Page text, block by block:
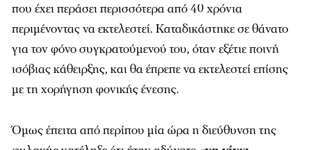
που έχει περάσει περισσότερα από 40 χρόνια
περιμένοντας να εκτελεστεί. Καταδικάστηκε σε θάνατο
για τον φόνο συγκρατούμενού του, όταν εξέτιε ποινή
ισόβιας κάθειρξης, και θα έπρεπε να εκτελεστεί επίσης
με τη χορήγηση φονικής ένεσης.
Όμως έπειτα από περίπου μία ώρα η διεύθυνση της